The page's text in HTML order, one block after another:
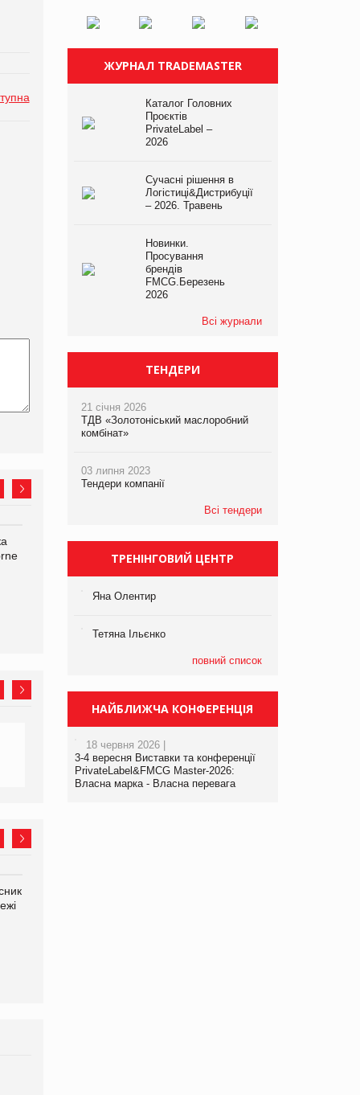
Bosch заявила про повне
знищення своєї продукції
Смачна новинка для
хвостатих: у VARUS
ЖУРНАЛ TRADEMASTER
Каталог Головних
Проєктів
PrivateLabel –
2026
Сучасні рішення в
Логістиці&Дистрибуції
– 2026. Травень
Новинки.
Просування
брендів
FMCG.Березень
2026
Всі журнали
ТЕНДЕРИ
21 січня 2026
ТДВ «Золотоніський маслоробний
комбінат»
03 липня 2023
Тендери компанії
Всі тендери
ТРЕНІНГОВИЙ ЦЕНТР
Яна Олентир
Тетяна Ільєнко
повний список
НАЙБЛИЖЧА КОНФЕРЕНЦІЯ
18 червня 2026 |
3-4 вересня Виставки та конференції
PrivateLabel&FMCG Master-2026:
Власна марка - Власна перевага